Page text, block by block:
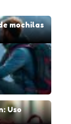
mochilas
Uso